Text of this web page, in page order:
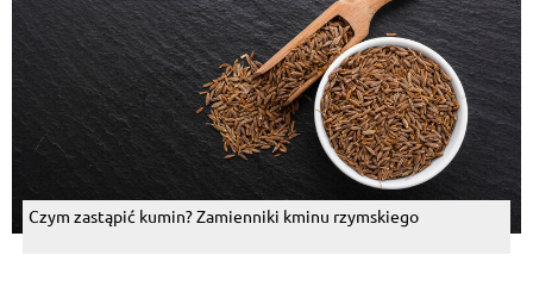
Czym zastąpić kumin? Zamienniki kminu rzymskiego